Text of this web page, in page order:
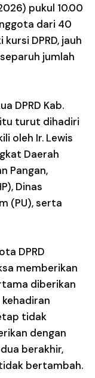
pukul 10.00
dari 40
DPRD, jauh
jumlah
DPRD Kab.
turut dihadiri
oleh Ir. Lewis
Daerah
Pangan,
Dinas
(PU), serta
DPRD
memberikan
diberikan
tidak
dengan
berakhir,
bertambah.